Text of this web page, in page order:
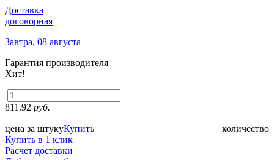
Доставка
договорная
Завтра, 08 августа
Гарантия производителя
Хит!
811.92 руб.
цена за штуку количество
Купить
Купить в 1 клик
Расчет доставки